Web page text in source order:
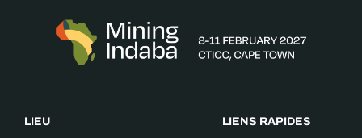
LIEU
LIENS RAPIDES